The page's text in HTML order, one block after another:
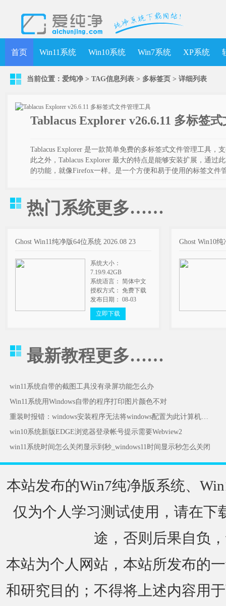
首页 Win11系统 Win10系统 Win7系统 XP系统
当前位置： 爱纯净 > TAG信息列表 > 多标签页 > 详细列表
Tablacus Explorer v26.6.11 多标签
Tablacus Explorer 是一款简单免费的多标签式文件管理工具，
此之外，Tablacus Explorer 最大的特点是能够安装扩展，通过
的功能，就像Firefox一样。是一个方便和易于使用的标签文件
热门系统更多……
Ghost Win11纯净版64位系统 2026.08 23
系统大小：
7.19/9.42GB
系统语言： 简体中文
授权方式： 免费下载
发布日期： 08-03
立即下载
Ghost Win10
最新教程更多……
win11系统自带的截图工具没有录屏功能怎么办
Win11系统用Windows自带的程序打印图片颜色不对
重装时报错：windows安装程序无法将windows配置为此计算机的硬件运行怎么办
win10系统新版EDGE浏览器登录帐号提示需要Webview2
win11系统时间怎么关闭显示到秒_windows11时间显示秒怎么关闭
本站发布的Win7纯净版系统、
仅为个人学习测试使用，请在下
途，否则后果自负
本站为个人网站，本站所发布的
和研究目的；不得将上述内容用